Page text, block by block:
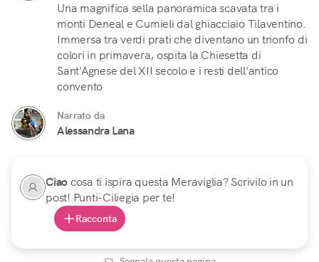
Una magnifica sella panoramica scavata tra i
monti Deneal e Cumieli dal ghiacciaio Tilaventino.
Immersa tra verdi prati che diventano un trionfo di
colori in primavera, ospita la Chiesetta di
Sant'Agnese del XII secolo e i resti dell'antico
convento
Narrato da
Alessandra Lana
Ciaocosa ti ispira questa Meraviglia? Scrivilo in un
post! Punti-Ciliegia per te!
Racconta